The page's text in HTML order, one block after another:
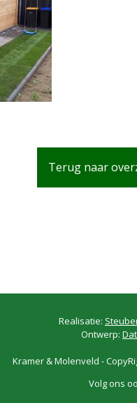
Terug naar
Realisatie:
Ontwerp:
Kramer & Molenveld -
Volg ons